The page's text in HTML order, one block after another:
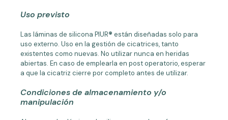
Uso previsto
Las láminas de silicona PIUR® están diseñadas solo para
uso externo. Uso en la gestión de cicatrices, tanto
existentes como nuevas. No utilizar nunca en heridas
abiertas. En caso de emplearla en post operatorio, esperar
a que la cicatriz cierre por completo antes de utilizar.
Condiciones de almacenamiento y/o
manipulación